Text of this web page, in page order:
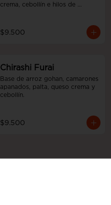
crema, cebollín e hilos de
$9.500
Chirashi Furai
Base de arroz gohan, camarones
apanados, palta, queso crema y
cebollín.
$9.500